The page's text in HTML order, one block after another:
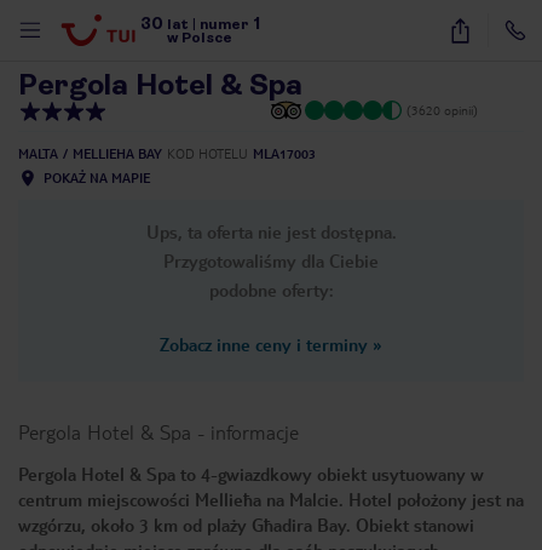
30 lat numer 1
w Polsce
34
Pergola Hotel & Spa
(3620 opinii)
MALTA MELLIEHA BAY KOD HOTELU MLA17003
POKAŻ NA MAPIE
Ups, ta oferta nie jest dostępna.
Przygotowaliśmy dla Ciebie
podobne oferty:
Zobacz inne ceny i terminy »
Pergola Hotel & Spa - informacje
Pergola Hotel & Spa to 4-gwiazdkowy obiekt usytuowany w
centrum miejscowości Mellieħa na Malcie. Hotel położony jest na
wzgórzu, około 3 km od plaży Għadira Bay. Obiekt stanowi